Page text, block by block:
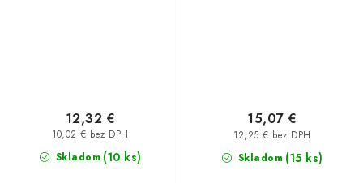
Skladom (10 ks)
10,02 € bez DPH
12,32 €
Skladom (15 ks)
12,25 € bez DPH
15,07 €